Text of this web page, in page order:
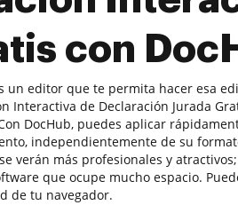
con
un editor que te permita hacer esa
Interactiva de Declaración Jurada
DocHub, puedes aplicar
independientemente de su
verán más profesionales y
que ocupe mucho espacio.
de tu navegador.